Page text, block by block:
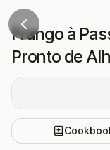
Frango à
Pronto de